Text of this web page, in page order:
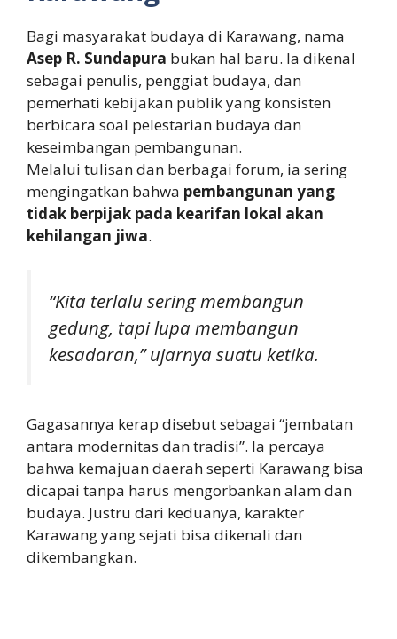
Bagi masyarakat budaya di Karawang, nama
Asep R. Sundapura bukan hal baru. Ia dikenal
sebagai penulis, penggiat budaya, dan
pemerhati kebijakan publik yang konsisten
berbicara soal pelestarian budaya dan
keseimbangan pembangunan.
Melalui tulisan dan berbagai forum, ia sering
mengingatkan bahwa pembangunan yang
tidak berpijak pada kearifan lokal akan
kehilangan jiwa.
“Kita terlalu sering membangun
gedung, tapi lupa membangun
kesadaran,” ujarnya suatu ketika.
Gagasannya kerap disebut sebagai “jembatan
antara modernitas dan tradisi”. Ia percaya
bahwa kemajuan daerah seperti Karawang bisa
dicapai tanpa harus mengorbankan alam dan
budaya. Justru dari keduanya, karakter
Karawang yang sejati bisa dikenali dan
dikembangkan.